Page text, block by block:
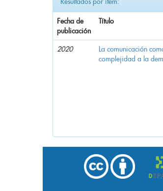
Fecha de
publicación
Título
2020
La comunicación
complejidad a la